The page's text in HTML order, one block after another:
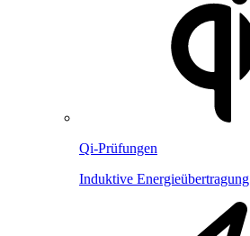
Qi-Prüfungen
Induktive Energieübertragung